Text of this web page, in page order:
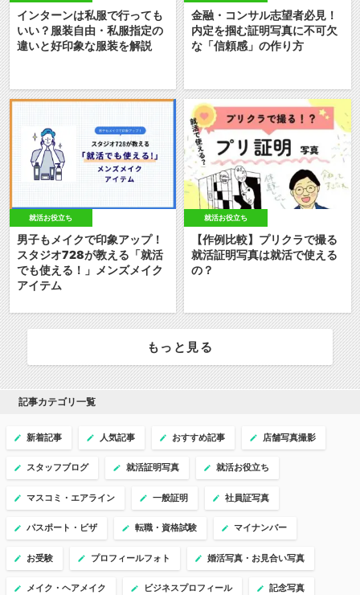
インターンは私服で行っても
いい？服装自由・私服指定の
違いと好印象な服装を解説
金融・コンサル志望者必見！
内定を掴む証明写真に不可欠
な「信頼感」の作り方
就活お役立ち
男子もメイクで印象アップ！
スタジオ728が教える「就活
でも使える！」メンズメイク
アイテム
就活お役立ち
【作例比較】プリクラで撮る
就活証明写真は就活で使える
の？
もっと見る
記事カテゴリ一覧
新着記事 人気記事 おすすめ記事 店舗写真撮影
スタッフブログ 就活証明写真 就活お役立ち
マスコミ・エアライン 一般証明 社員証写真
パスポート・ビザ 転職・資格試験 マイナンバー
お受験 プロフィールフォト 婚活写真・お見合い写真
メイク・ヘアメイク ビジネスプロフィール 記念写真